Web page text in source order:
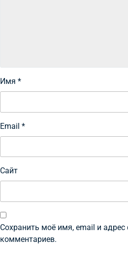
Имя *
Email *
Сайт
Сохранить моё имя, email и
комментариев.